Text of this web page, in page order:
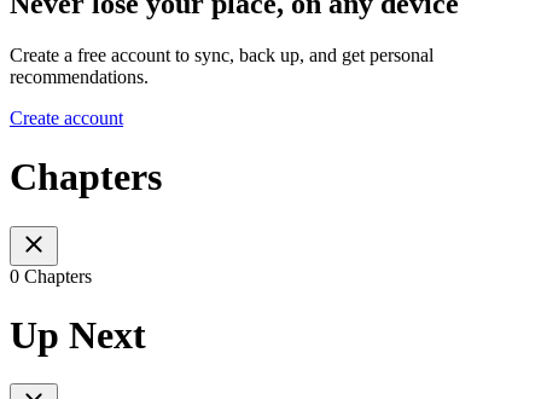
Create a free account to sync, back up, and get personal
recommendations.
Create account
Chapters
0 Chapters
Up Next